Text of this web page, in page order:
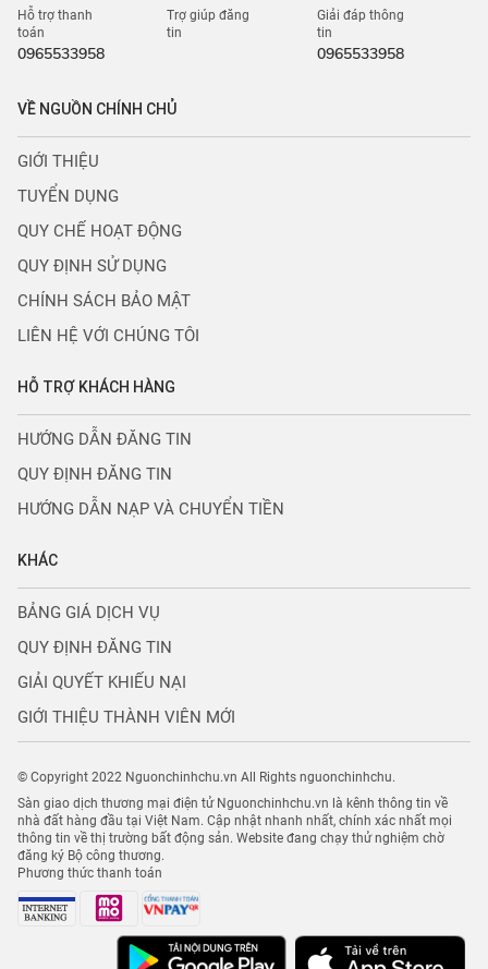
Hỗ trợ thanh
toán
0965533958
Trợ giúp đăng
tin
Giải đáp thông
tin
0965533958
VỀ NGUỒN CHÍNH CHỦ
GIỚI THIỆU
TUYỂN DỤNG
QUY CHẾ HOẠT ĐỘNG
QUY ĐỊNH SỬ DỤNG
CHÍNH SÁCH BẢO MẬT
LIÊN HỆ VỚI CHÚNG TÔI
HỖ TRỢ KHÁCH HÀNG
HƯỚNG DẪN ĐĂNG TIN
QUY ĐỊNH ĐĂNG TIN
HƯỚNG DẪN NẠP VÀ CHUYỂN TIỀN
KHÁC
BẢNG GIÁ DỊCH VỤ
QUY ĐỊNH ĐĂNG TIN
GIẢI QUYẾT KHIẾU NẠI
GIỚI THIỆU THÀNH VIÊN MỚI
© Copyright 2022 Nguonchinhchu.vn All Rights nguonchinhchu.
Sàn giao dịch thương mại điện tử Nguonchinhchu.vn là kênh thông tin về
nhà đất hàng đầu tại Việt Nam. Cập nhật nhanh nhất, chính xác nhất mọi
thông tin về thị trường bất động sản. Website đang chạy thử nghiệm chờ
đăng ký Bộ công thương.
Phương thức thanh toán